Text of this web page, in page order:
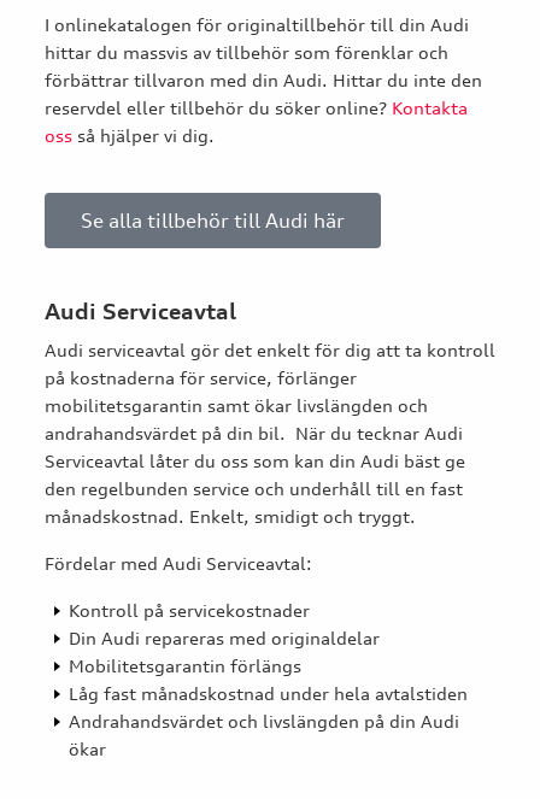
I onlinekatalogen för originaltillbehör till din Audi
hittar du massvis av tillbehör som förenklar och
förbättrar tillvaron med din Audi. Hittar du inte den
reservdel eller tillbehör du söker online? Kontakta
oss så hjälper vi dig.
Se alla tillbehör till Audi här
Audi Serviceavtal
Audi serviceavtal gör det enkelt för dig att ta kontroll
på kostnaderna för service, förlänger
mobilitetsgarantin samt ökar livslängden och
andrahandsvärdet på din bil. När du tecknar Audi
Serviceavtal låter du oss som kan din Audi bäst ge
den regelbunden service och underhåll till en fast
månadskostnad. Enkelt, smidigt och tryggt.
Fördelar med Audi Serviceavtal:
Kontroll på servicekostnader
Din Audi repareras med originaldelar
Mobilitetsgarantin förlängs
Låg fast månadskostnad under hela avtalstiden
Andrahandsvärdet och livslängden på din Audi
ökar